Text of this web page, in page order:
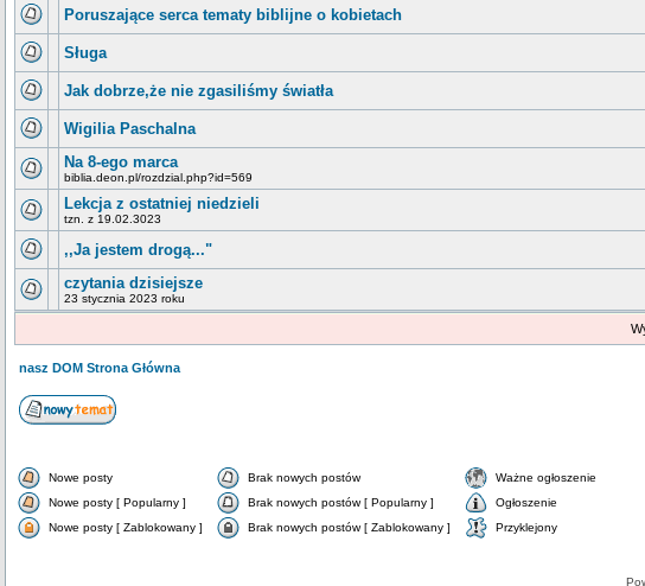
Poruszające serca tematy biblijne o kobietach
Sługa
Jak dobrze,że nie zgasiliśmy światła
Wigilia Paschalna
Na 8-ego marca
biblia.deon.pl/rozdzial.php?id=569
Lekcja z ostatniej niedzieli
tzn. z 19.02.3023
,,Ja jestem drogą..."
czytania dzisiejsze
23 stycznia 2023 roku
nasz DOM Strona Główna
Nowe posty Brak nowych postów
Ważne ogłoszenie
Nowe posty [ Popularny ]
Brak nowych postów [ Popularny ]
Ogłoszenie
Nowe posty [ Zablokowany ]
Brak nowych postów [ Zablokowany ] Przyklejony